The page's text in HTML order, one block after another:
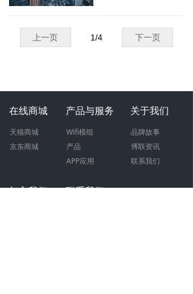
上一页 下一页
1/4
在线商城
天猫商城
京东商城
产品与服务
Wifi模组
产品
APP应用
关于我们
品牌故事
博联资讯
联系我们
加入我们 联系我们